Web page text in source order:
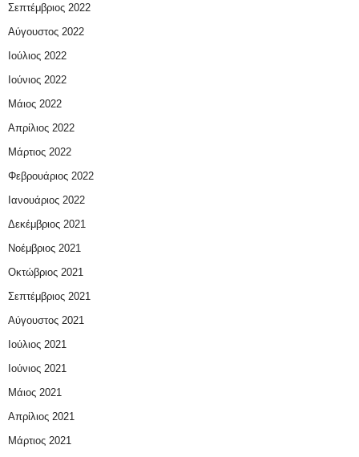
Σεπτέμβριος 2022
Αύγουστος 2022
Ιούλιος 2022
Ιούνιος 2022
Μάιος 2022
Απρίλιος 2022
Μάρτιος 2022
Φεβρουάριος 2022
Ιανουάριος 2022
Δεκέμβριος 2021
Νοέμβριος 2021
Οκτώβριος 2021
Σεπτέμβριος 2021
Αύγουστος 2021
Ιούλιος 2021
Ιούνιος 2021
Μάιος 2021
Απρίλιος 2021
Μάρτιος 2021